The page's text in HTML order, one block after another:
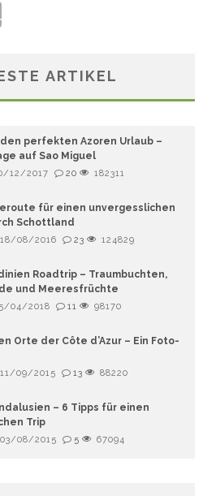
ARTIKEL
perfekten Azoren Urlaub –
auf Sao Miguel
12/2017 20 182311
für einen unvergesslichen
Schottland
18/08/2016 23 124829
Roadtrip – Traumbuchten,
und Meeresfrüchte
04/2018 11 98170
Orte der Côte d’Azur – Ein Foto-
11/09/2015 13 88220
– 6 Tipps für einen
Trip
03/08/2015 5 67094